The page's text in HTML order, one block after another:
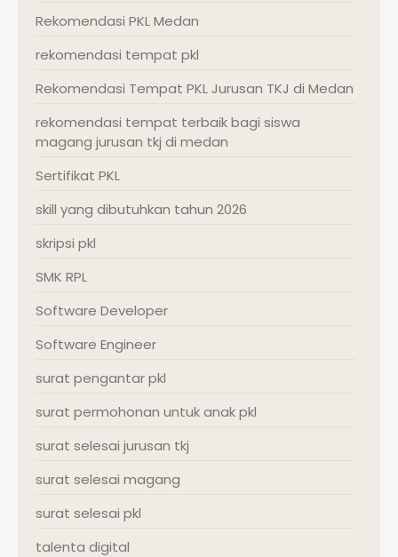
Rekomendasi PKL Medan
rekomendasi tempat pkl
Rekomendasi Tempat PKL Jurusan TKJ di Medan
rekomendasi tempat terbaik bagi siswa
magang jurusan tkj di medan
Sertifikat PKL
skill yang dibutuhkan tahun 2026
skripsi pkl
SMK RPL
Software Developer
Software Engineer
surat pengantar pkl
surat permohonan untuk anak pkl
surat selesai jurusan tkj
surat selesai magang
surat selesai pkl
talenta digital